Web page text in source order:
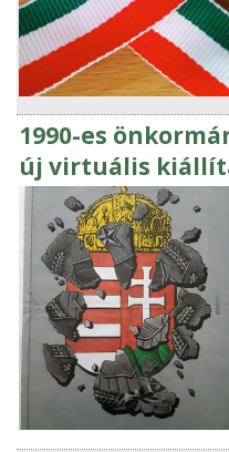
1990-es
új virtuális